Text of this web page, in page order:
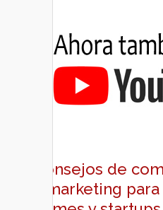
Consejos de
y marketing